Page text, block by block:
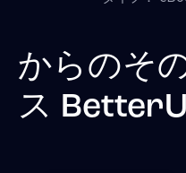
からのそ
ス